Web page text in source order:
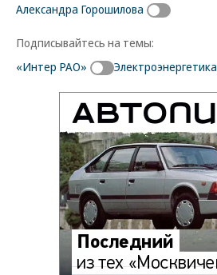
Александра Горошилова
Подписывайтесь на темы:
«Интер РАО»
Электроэнергетика